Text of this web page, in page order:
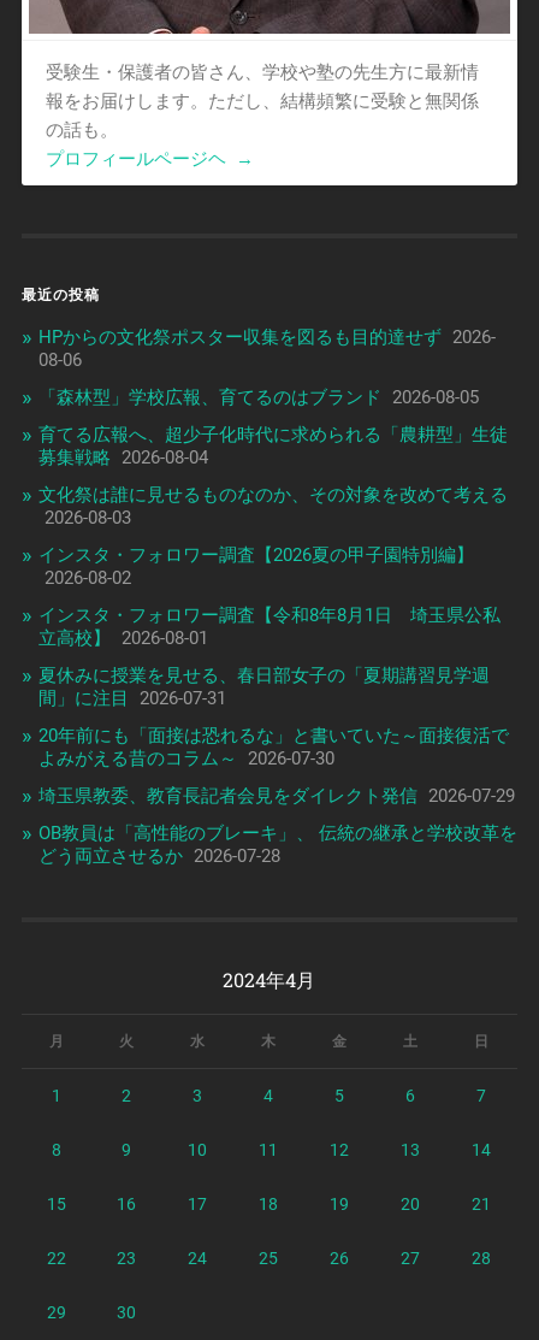
受験生・保護者の皆さん、学校や塾の先生方に最新情
報をお届けします。ただし、結構頻繁に受験と無関係
の話も。
プロフィールページヘ
→
最近の投稿
HPからの文化祭ポスター収集を図るも目的達せず 2026-
08-06
「森林型」学校広報、育てるのはブランド
2026-08-05
育てる広報へ、超少子化時代に求められる「農耕型」生徒
募集戦略
2026-08-04
文化祭は誰に見せるものなのか、その対象を改めて考える
2026-08-03
インスタ・フォロワー調査【2026夏の甲子園特別編】
2026-08-02
インスタ・フォロワー調査【令和8年8月1日 埼玉県公私
立高校】
2026-08-01
夏休みに授業を見せる、春日部女子の「夏期講習見学週
間」に注目
2026-07-31
20年前にも「面接は恐れるな」と書いていた～面接復活で
よみがえる昔のコラム～
2026-07-30
埼玉県教委、教育長記者会見をダイレクト発信 2026-07-29
OB教員は「高性能のブレーキ」、 伝統の継承と学校改革を
どう両立させるか 2026-07-28
2024年4月
月 火 水 木 金 土 日
1 2 3 4 5 6 7
8 9 10 11 12 13 14
15 16 17 18 19 20 21
22 23 24 25 26 27 28
29 30